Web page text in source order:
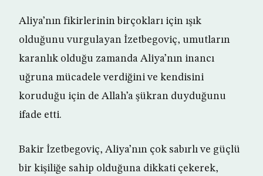
Aliya’nın fikirlerinin birçokları için ışık
olduğunu vurgulayan İzetbegoviç, umutların
karanlık olduğu zamanda Aliya’nın inancı
uğruna mücadele verdiğini ve kendisini
koruduğu için de Allah’a şükran duyduğunu
ifade etti.
Bakir İzetbegoviç, Aliya’nın çok sabırlı ve güçlü
bir kişiliğe sahip olduğuna dikkati çekerek,